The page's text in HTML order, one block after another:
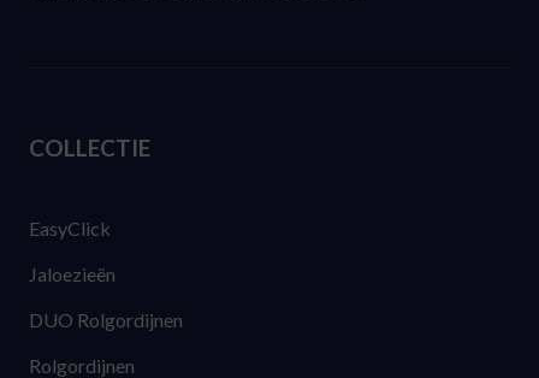
COLLECTIE
EasyClick
Jaloezieën
DUO Rolgordijnen
Rolgordijnen